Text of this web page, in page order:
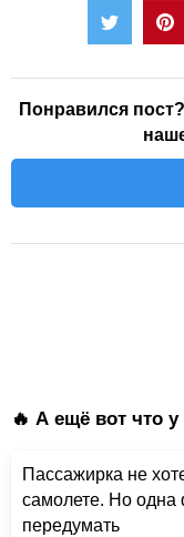
Понравился
🔥 А ещё вот что у
Пассажирка не
самолете. Но одна
передумать